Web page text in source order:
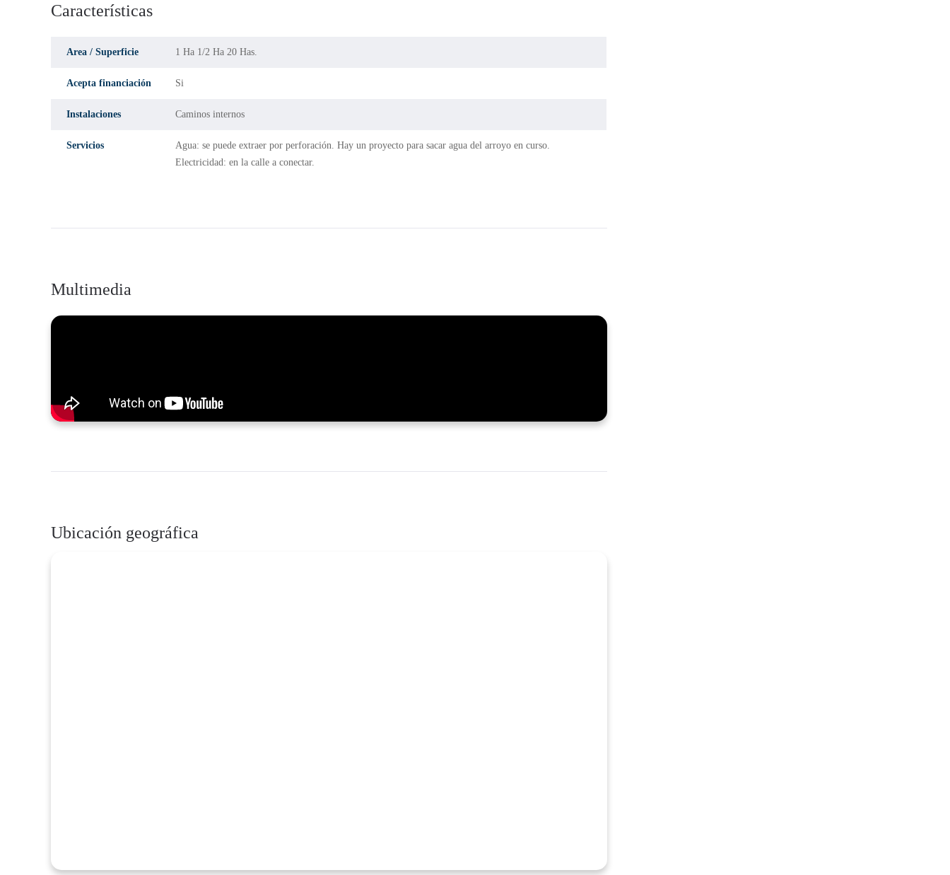
Características
Area / Superficie 1 Ha 1/2 Ha 20 Has.
Acepta financiación Si
Instalaciones Caminos internos
Servicios
Agua: se puede extraer por perforación. Hay un proyecto para sacar agua del arroyo en curso.
Electricidad: en la calle a conectar.
Multimedia
Ubicación geográfica